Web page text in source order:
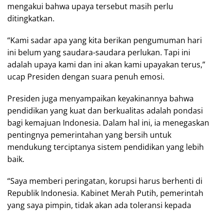
mengakui bahwa upaya tersebut masih perlu
ditingkatkan.
“Kami sadar apa yang kita berikan pengumuman hari
ini belum yang saudara-saudara perlukan. Tapi ini
adalah upaya kami dan ini akan kami upayakan terus,”
ucap Presiden dengan suara penuh emosi.
Presiden juga menyampaikan keyakinannya bahwa
pendidikan yang kuat dan berkualitas adalah pondasi
bagi kemajuan Indonesia. Dalam hal ini, ia menegaskan
pentingnya pemerintahan yang bersih untuk
mendukung terciptanya sistem pendidikan yang lebih
baik.
“Saya memberi peringatan, korupsi harus berhenti di
Republik Indonesia. Kabinet Merah Putih, pemerintah
yang saya pimpin, tidak akan ada toleransi kepada